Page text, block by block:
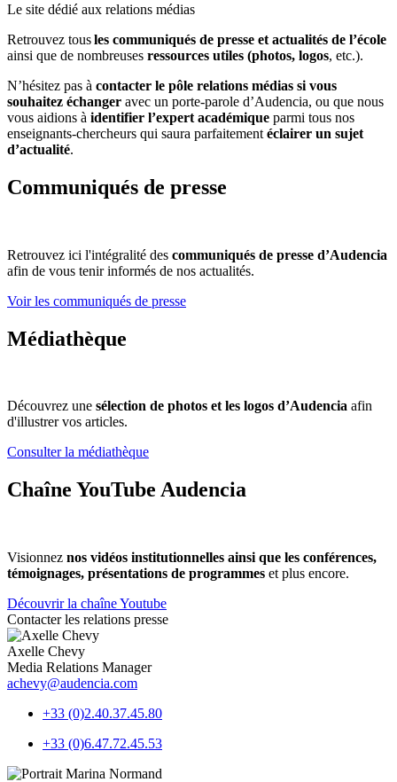
Le site dédié aux relations médias
Retrouvez tousles communiqués de presse et actualités de l’école
ainsi que de nombreuses ressources utiles (photos, logos, etc.).
N’hésitez pas à contacter le pôle relations médias si vous
souhaitez échanger avec un porte-parole d’Audencia, ou que nous
vous aidions à identifier l’expert académique parmi tous nos
enseignants-chercheurs qui saura parfaitement éclairer un sujet
d’actualité.
Communiqués de presse
Retrouvez ici l'intégralité des communiqués de presse d’Audencia
afin de vous tenir informés de nos actualités.
Voir les communiqués de presse
Médiathèque
Découvrez une sélection de photos et les logos d’Audencia afin
d'illustrer vos articles.
Consulter la médiathèque
Chaîne YouTube Audencia
Visionnez nos vidéos institutionnelles ainsi que les conférences,
témoignages, présentations de programmes et plus encore.
Découvrir la chaîne Youtube
Contacter les relations presse
Axelle Chevy
Media Relations Manager
achevy@audencia.com
+33 (0)2.40.37.45.80
+33 (0)6.47.72.45.53